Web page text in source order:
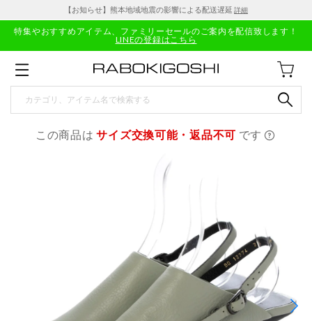
【お知らせ】熊本地域地震の影響による配送遅延 詳細
特集やおすすめアイテム、ファミリーセールのご案内を配信致します！
LINEの登録はこちら
この商品はサイズ交換可能・返品不可 です